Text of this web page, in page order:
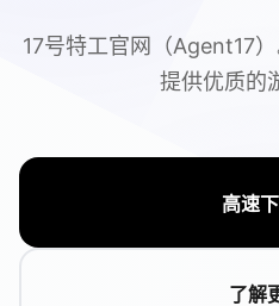
17号特工官网（Agent17
提供优质的
高速
了解